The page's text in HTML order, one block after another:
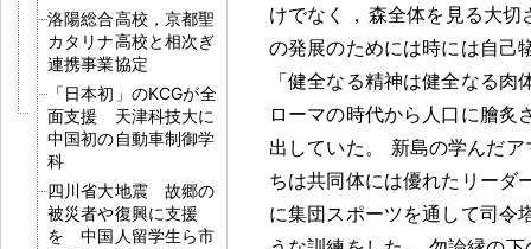
洛陽総合高校，京都聖
カタリナ高校と相次ぎ
連携事業協定
「日本初」のKCGが全
面支援 天津科技大に
中国初の自動車制御学
科
四川省大地震 故郷の
被災者や復興に支援
を 中国人留学生ら市
けでなく
， 森全体を見る大切
の発展のためには時には自己
「健全なる精神は健全なる
ローマの時代から人口に膾炙
出していた 。
新島の学んだア
ちは共同体には優れたリーダ
に集団スポーツを通して司令